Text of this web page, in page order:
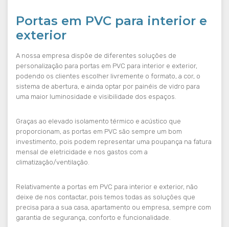
Portas em PVC para interior e
exterior
A nossa empresa dispõe de diferentes soluções de
personalização para portas em PVC para interior e exterior,
podendo os clientes escolher livremente o formato, a cor, o
sistema de abertura, e ainda optar por painéis de vidro para
uma maior luminosidade e visibilidade dos espaços.
Graças ao elevado isolamento térmico e acústico que
proporcionam, as portas em PVC são sempre um bom
investimento, pois podem representar uma poupança na fatura
mensal de eletricidade e nos gastos com a
climatização/ventilação.
Relativamente a portas em PVC para interior e exterior, não
deixe de nos contactar, pois temos todas as soluções que
precisa para a sua casa, apartamento ou empresa, sempre com
garantia de segurança, conforto e funcionalidade.